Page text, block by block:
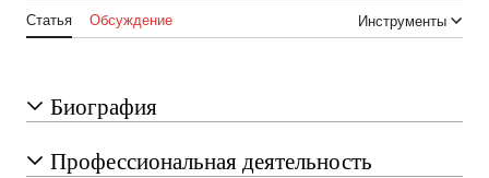
Статья Обсуждение Инструменты
Биография
Профессиональная деятельность